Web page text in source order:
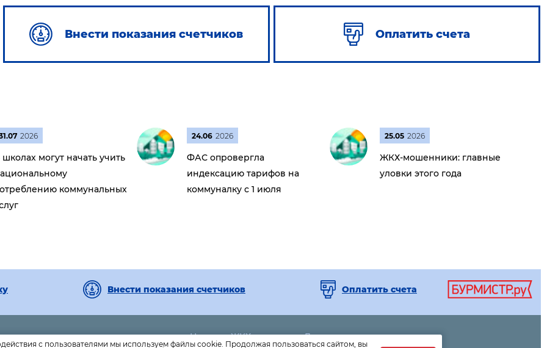
Внести показания счетчиков Оплатить счета
2026
школах могут начать учить
коммунальных
24.06 2026
ФАС опровергла
индексацию тарифов на
коммуналку с 1 июля
25.05 2026
ЖКХ-мошенники: главные
уловки этого года
Внести показания счетчиков Оплатить счета
46- приёмная;
Новости ЖКХ
Дома
с пользователями мы используем файлы cookie. Продолжая пользоваться сайтом, вы